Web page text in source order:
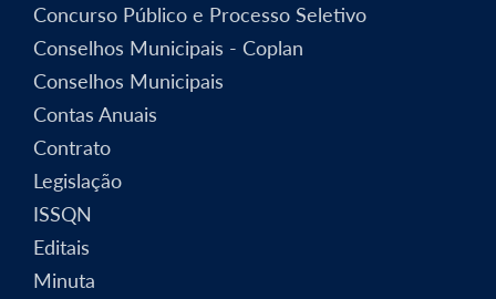
Concurso Público e Processo Seletivo
Conselhos Municipais - Coplan
Conselhos Municipais
Contas Anuais
Contrato
Legislação
ISSQN
Editais
Minuta